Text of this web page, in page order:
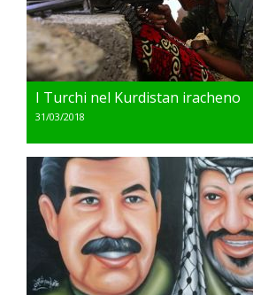
I Turchi nel Kurdistan iracheno
31/03/2018